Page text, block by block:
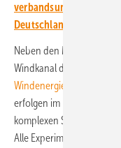
verbandsunabhängigen
Deutschland!
Neben den Messungen
Windkanal der Universität
Windenergie
erfolgen im Rahmen der
komplexen Strömungen
Alle Experimente werden